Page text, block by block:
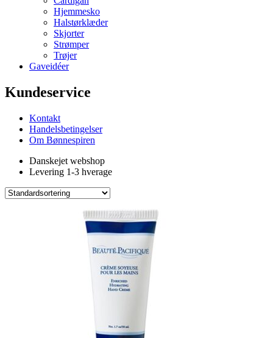
Hjemmesko
Halstørklæder
Skjorter
Strømper
Trøjer
Gaveidéer
Kundeservice
Kontakt
Handelsbetingelser
Om Bønnespiren
Danskejet webshop
Levering 1-3 hverage